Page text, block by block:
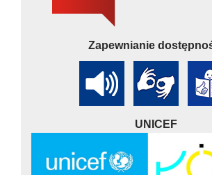
Zapewnianie
UNICEF